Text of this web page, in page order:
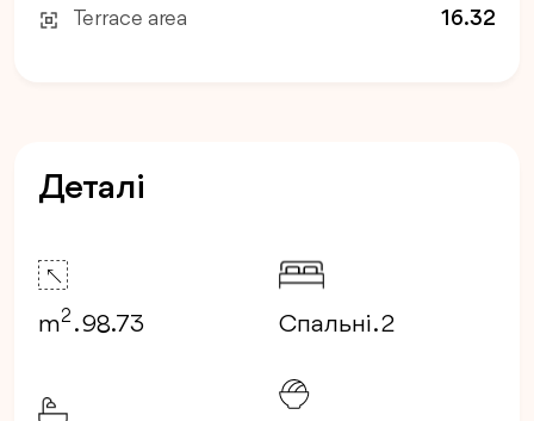
Terrace area 16.32
Деталі
m2 . 98.73 Спальні . 2